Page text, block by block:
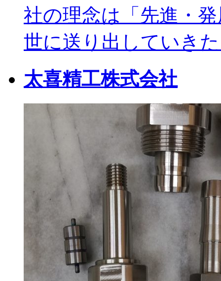
社の理念は「先進・
世に送り出していき
太喜精工株式会社